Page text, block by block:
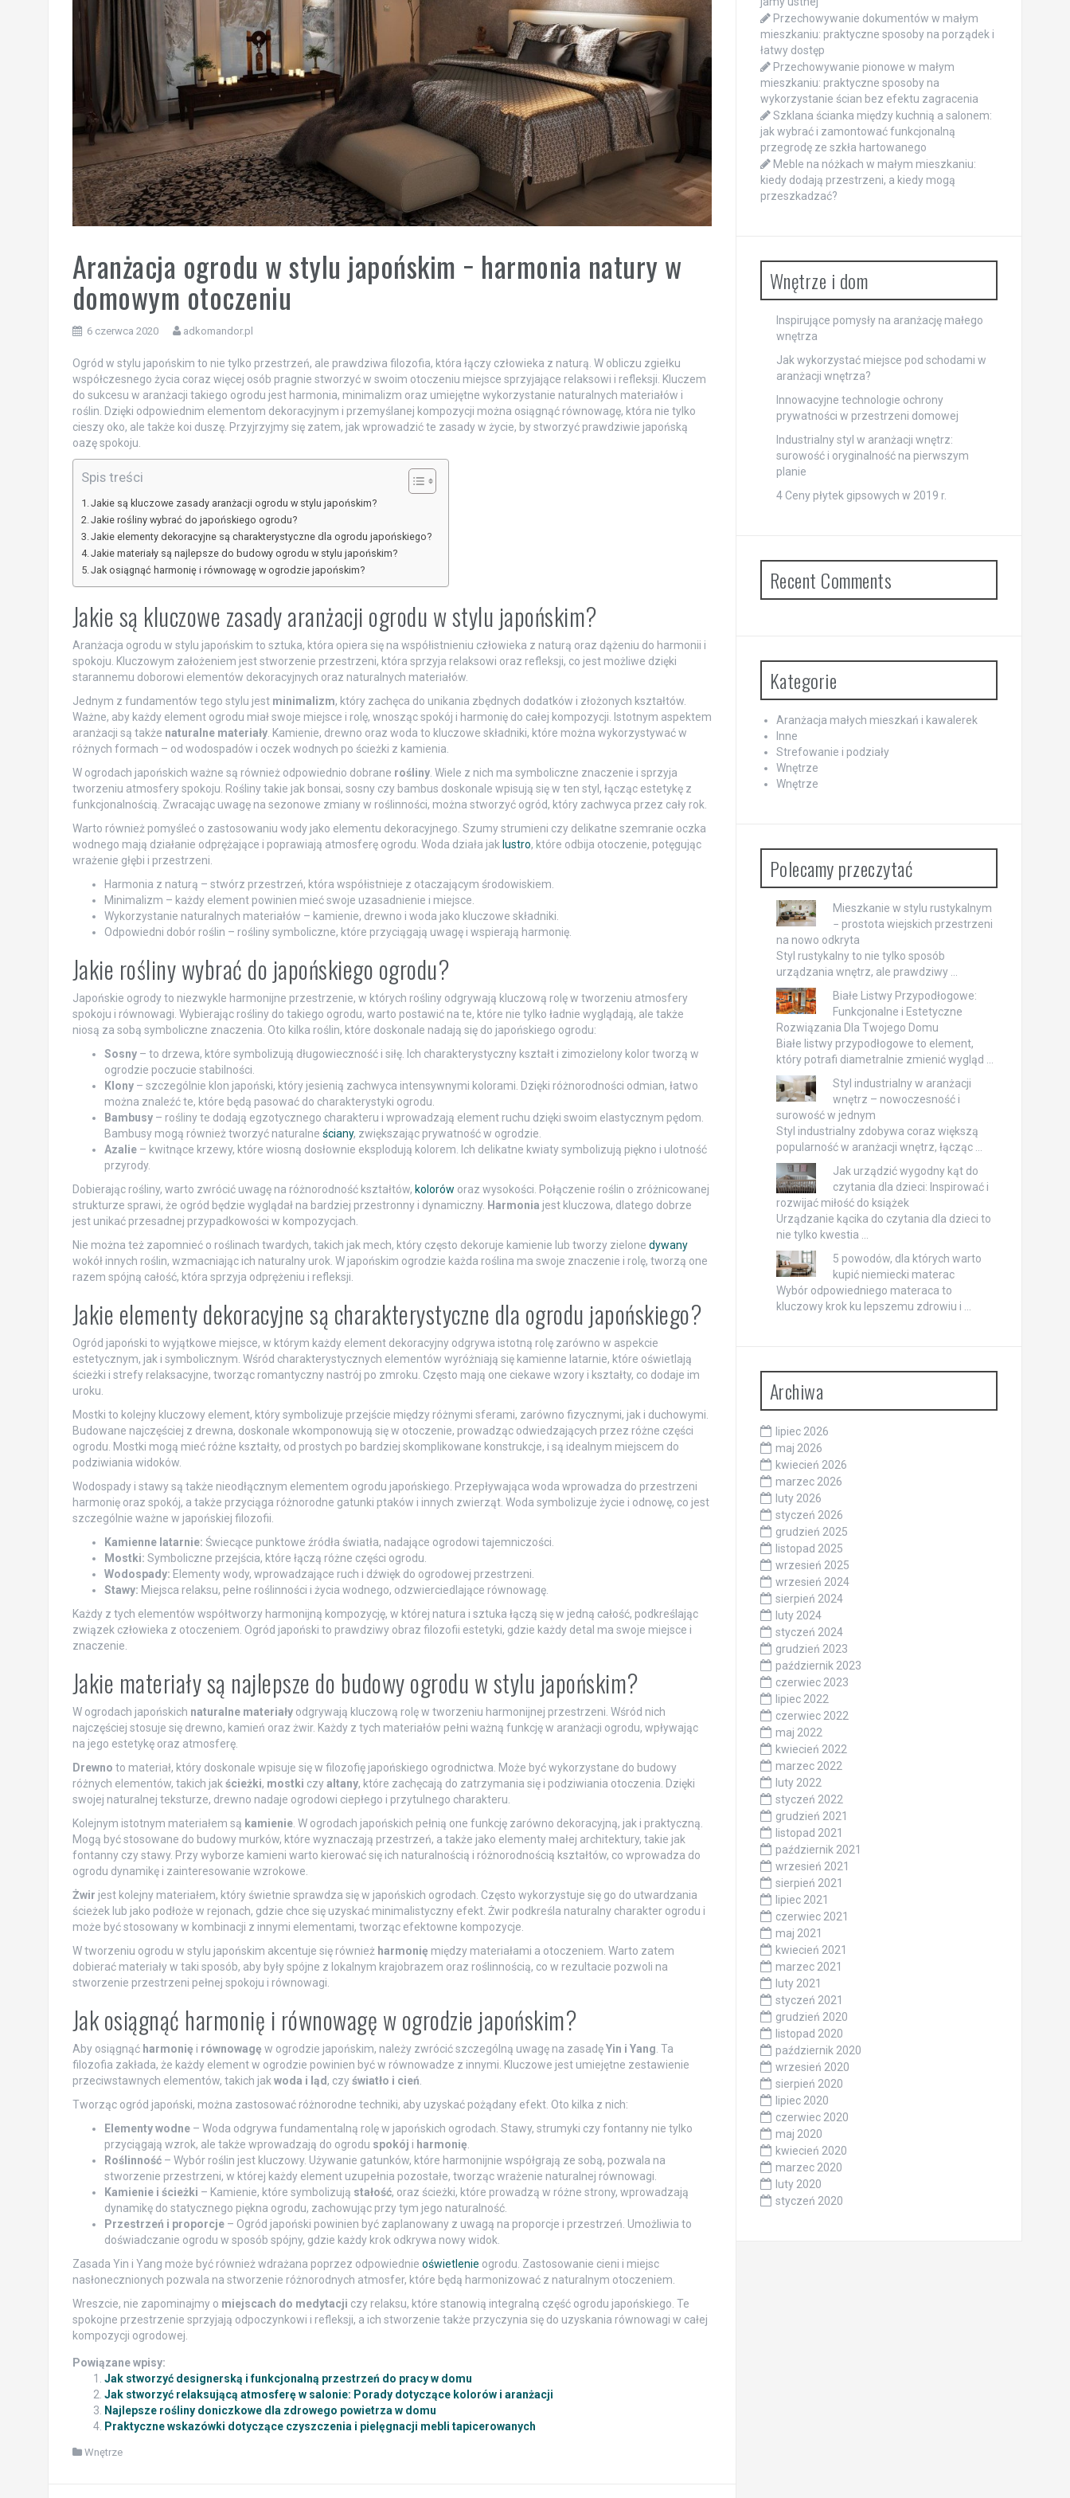
Aranżacja ogrodu w stylu japońskim − harmonia natury w
domowym otoczeniu
6 czerwca 2020 adkomandor.pl
Ogród w stylu japońskim to nie tylko przestrzeń, ale prawdziwa filozofia, która łączy człowieka z naturą. W obliczu zgiełku
współczesnego życia coraz więcej osób pragnie stworzyć w swoim otoczeniu miejsce sprzyjające relaksowi i refleksji. Kluczem
do sukcesu w aranżacji takiego ogrodu jest harmonia, minimalizm oraz umiejętne wykorzystanie naturalnych materiałów i
roślin. Dzięki odpowiednim elementom dekoracyjnym i przemyślanej kompozycji można osiągnąć równowagę, która nie tylko
cieszy oko, ale także koi duszę. Przyjrzyjmy się zatem, jak wprowadzić te zasady w życie, by stworzyć prawdziwie japońską
oazę spokoju.
Spis treści
Jakie są kluczowe zasady aranżacji ogrodu w stylu japońskim?
Jakie rośliny wybrać do japońskiego ogrodu?
Jakie elementy dekoracyjne są charakterystyczne dla ogrodu japońskiego?
Jakie materiały są najlepsze do budowy ogrodu w stylu japońskim?
Jak osiągnąć harmonię i równowagę w ogrodzie japońskim?
Jakie są kluczowe zasady aranżacji ogrodu w stylu japońskim?
Aranżacja ogrodu w stylu japońskim to sztuka, która opiera się na współistnieniu człowieka z naturą oraz dążeniu do harmonii i
spokoju. Kluczowym założeniem jest stworzenie przestrzeni, która sprzyja relaksowi oraz refleksji, co jest możliwe dzięki
starannemu doborowi elementów dekoracyjnych oraz naturalnych materiałów.
Jednym z fundamentów tego stylu jest minimalizm, który zachęca do unikania zbędnych dodatków i złożonych kształtów.
Ważne, aby każdy element ogrodu miał swoje miejsce i rolę, wnosząc spokój i harmonię do całej kompozycji. Istotnym aspektem
aranżacji są także naturalne materiały. Kamienie, drewno oraz woda to kluczowe składniki, które można wykorzystywać w
różnych formach – od wodospadów i oczek wodnych po ścieżki z kamienia.
W ogrodach japońskich ważne są również odpowiednio dobrane rośliny. Wiele z nich ma symboliczne znaczenie i sprzyja
tworzeniu atmosfery spokoju. Rośliny takie jak bonsai, sosny czy bambus doskonale wpisują się w ten styl, łącząc estetykę z
funkcjonalnością. Zwracając uwagę na sezonowe zmiany w roślinności, można stworzyć ogród, który zachwyca przez cały rok.
Warto również pomyśleć o zastosowaniu wody jako elementu dekoracyjnego. Szumy strumieni czy delikatne szemranie oczka
wodnego mają działanie odprężające i poprawiają atmosferę ogrodu. Woda działa jak lustro, które odbija otoczenie, potęgując
wrażenie głębi i przestrzeni.
Harmonia z naturą – stwórz przestrzeń, która współistnieje z otaczającym środowiskiem.
Minimalizm – każdy element powinien mieć swoje uzasadnienie i miejsce.
Wykorzystanie naturalnych materiałów – kamienie, drewno i woda jako kluczowe składniki.
Odpowiedni dobór roślin – rośliny symboliczne, które przyciągają uwagę i wspierają harmonię.
Jakie rośliny wybrać do japońskiego ogrodu?
Japońskie ogrody to niezwykle harmonijne przestrzenie, w których rośliny odgrywają kluczową rolę w tworzeniu atmosfery
spokoju i równowagi. Wybierając rośliny do takiego ogrodu, warto postawić na te, które nie tylko ładnie wyglądają, ale także
niosą za sobą symboliczne znaczenia. Oto kilka roślin, które doskonale nadają się do japońskiego ogrodu:
Sosny– to drzewa, które symbolizują długowieczność i siłę. Ich charakterystyczny kształt i zimozielony kolor tworzą w
ogrodzie poczucie stabilności.
Klony– szczególnie klon japoński, który jesienią zachwyca intensywnymi kolorami. Dzięki różnorodności odmian, łatwo
można znaleźć te, które będą pasować do charakterystyki ogrodu.
Bambusy– rośliny te dodają egzotycznego charakteru i wprowadzają element ruchu dzięki swoim elastycznym pędom.
Bambusy mogą również tworzyć naturalne ściany, zwiększając prywatność w ogrodzie.
Azalie– kwitnące krzewy, które wiosną dosłownie eksplodują kolorem. Ich delikatne kwiaty symbolizują piękno i ulotność
przyrody.
Dobierając rośliny, warto zwrócić uwagę na różnorodność kształtów, kolorów oraz wysokości. Połączenie roślin o zróżnicowanej
strukturze sprawi, że ogród będzie wyglądał na bardziej przestronny i dynamiczny. Harmonia jest kluczowa, dlatego dobrze
jest unikać przesadnej przypadkowości w kompozycjach.
Nie można też zapomnieć o roślinach twardych, takich jak mech, który często dekoruje kamienie lub tworzy zielone dywany
wokół innych roślin, wzmacniając ich naturalny urok. W japońskim ogrodzie każda roślina ma swoje znaczenie i rolę, tworzą one
razem spójną całość, która sprzyja odprężeniu i refleksji.
Jakie elementy dekoracyjne są charakterystyczne dla ogrodu japońskiego?
Ogród japoński to wyjątkowe miejsce, w którym każdy element dekoracyjny odgrywa istotną rolę zarówno w aspekcie
estetycznym, jak i symbolicznym. Wśród charakterystycznych elementów wyróżniają się kamienne latarnie, które oświetlają
ścieżki i strefy relaksacyjne, tworząc romantyczny nastrój po zmroku. Często mają one ciekawe wzory i kształty, co dodaje im
uroku.
Mostki to kolejny kluczowy element, który symbolizuje przejście między różnymi sferami, zarówno fizycznymi, jak i duchowymi.
Budowane najczęściej z drewna, doskonale wkomponowują się w otoczenie, prowadząc odwiedzających przez różne części
ogrodu. Mostki mogą mieć różne kształty, od prostych po bardziej skomplikowane konstrukcje, i są idealnym miejscem do
podziwiania widoków.
Wodospady i stawy są także nieodłącznym elementem ogrodu japońskiego. Przepływająca woda wprowadza do przestrzeni
harmonię oraz spokój, a także przyciąga różnorodne gatunki ptaków i innych zwierząt. Woda symbolizuje życie i odnowę, co jest
szczególnie ważne w japońskiej filozofii.
Kamienne latarnie: Świecące punktowe źródła światła, nadające ogrodowi tajemniczości.
Mostki: Symboliczne przejścia, które łączą różne części ogrodu.
Wodospady: Elementy wody, wprowadzające ruch i dźwięk do ogrodowej przestrzeni.
Stawy: Miejsca relaksu, pełne roślinności i życia wodnego, odzwierciedlające równowagę.
Każdy z tych elementów współtworzy harmonijną kompozycję, w której natura i sztuka łączą się w jedną całość, podkreślając
związek człowieka z otoczeniem. Ogród japoński to prawdziwy obraz filozofii estetyki, gdzie każdy detal ma swoje miejsce i
znaczenie.
Jakie materiały są najlepsze do budowy ogrodu w stylu japońskim?
W ogrodach japońskich naturalne materiałyodgrywają kluczową rolę w tworzeniu harmonijnej przestrzeni. Wśród nich
najczęściej stosuje się drewno, kamień oraz żwir. Każdy z tych materiałów pełni ważną funkcję w aranżacji ogrodu, wpływając
na jego estetykę oraz atmosferę.
Drewno to materiał, który doskonale wpisuje się w filozofię japońskiego ogrodnictwa. Może być wykorzystane do budowy
różnych elementów, takich jak ścieżki, mostki czyaltany, które zachęcają do zatrzymania się i podziwiania otoczenia. Dzięki
swojej naturalnej teksturze, drewno nadaje ogrodowi ciepłego i przytulnego charakteru.
Kolejnym istotnym materiałem są kamienie. W ogrodach japońskich pełnią one funkcję zarówno dekoracyjną, jak i praktyczną.
Mogą być stosowane do budowy murków, które wyznaczają przestrzeń, a także jako elementy małej architektury, takie jak
fontanny czy stawy. Przy wyborze kamieni warto kierować się ich naturalnością i różnorodnością kształtów, co wprowadza do
ogrodu dynamikę i zainteresowanie wzrokowe.
Żwir jest kolejny materiałem, który świetnie sprawdza się w japońskich ogrodach. Często wykorzystuje się go do utwardzania
ścieżek lub jako podłoże w rejonach, gdzie chce się uzyskać minimalistyczny efekt. Żwir podkreśla naturalny charakter ogrodu i
może być stosowany w kombinacji z innymi elementami, tworząc efektowne kompozycje.
W tworzeniu ogrodu w stylu japońskim akcentuje się również harmonię między materiałami a otoczeniem. Warto zatem
dobierać materiały w taki sposób, aby były spójne z lokalnym krajobrazem oraz roślinnością, co w rezultacie pozwoli na
stworzenie przestrzeni pełnej spokoju i równowagi.
Jak osiągnąć harmonię i równowagę w ogrodzie japońskim?
Aby osiągnąć harmonię i równowagę w ogrodzie japońskim, należy zwrócić szczególną uwagę na zasadęYin i Yang . Ta
filozofia zakłada, że każdy element w ogrodzie powinien być w równowadze z innymi. Kluczowe jest umiejętne zestawienie
przeciwstawnych elementów, takich jak woda i ląd , czyświatło i cień
Tworząc ogród japoński, można zastosować różnorodne techniki, aby uzyskać pożądany efekt. Oto kilka z nich:
Elementy wodne– Woda odgrywa fundamentalną rolę w japońskich ogrodach. Stawy, strumyki czy fontanny nie tylko
przyciągają wzrok, ale także wprowadzają do ogrodu spokój i harmonię
Roślinność– Wybór roślin jest kluczowy. Używanie gatunków, które harmonijnie współgrają ze sobą, pozwala na
stworzenie przestrzeni, w której każdy element uzupełnia pozostałe, tworząc wrażenie naturalnej równowagi.
Kamienie i ścieżki – Kamienie, które symbolizują stałość, oraz ścieżki, które prowadzą w różne strony, wprowadzają
dynamikę do statycznego piękna ogrodu, zachowując przy tym jego naturalność.
Przestrzeń i proporcje– Ogród japoński powinien być zaplanowany z uwagą na proporcje i przestrzeń. Umożliwia to
doświadczanie ogrodu w sposób spójny, gdzie każdy krok odkrywa nowy widok.
Zasada Yin i Yang może być również wdrażana poprzez odpowiednie oświetlenie ogrodu. Zastosowanie cieni i miejsc
nasłonecznionych pozwala na stworzenie różnorodnych atmosfer, które będą harmonizować z naturalnym otoczeniem.
Wreszcie, nie zapominajmy o miejscach do medytacji czy relaksu, które stanowią integralną część ogrodu japońskiego. Te
spokojne przestrzenie sprzyjają odpoczynkowi i refleksji, a ich stworzenie także przyczynia się do uzyskania równowagi w całej
kompozycji ogrodowej.
Powiązane wpisy:
Jak stworzyć designerską i funkcjonalną przestrzeń do pracy w domu
Jak stworzyć relaksującą atmosferę w salonie: Porady dotyczące kolorów i aranżacji
Najlepsze rośliny doniczkowe dla zdrowego powietrza w domu
Praktyczne wskazówki dotyczące czyszczenia i pielęgnacji mebli tapicerowanych
Wnętrze
Przechowywanie dokumentów w małym
mieszkaniu: praktyczne sposoby na porządek i
łatwy dostęp
Przechowywanie pionowe w małym
mieszkaniu: praktyczne sposoby na
wykorzystanie ścian bez efektu zagracenia
Szklana ścianka między kuchnią a salonem:
jak wybrać i zamontować funkcjonalną
przegrodę ze szkła hartowanego
Meble na nóżkach w małym mieszkaniu:
kiedy dodają przestrzeni, a kiedy mogą
przeszkadzać?
Wnętrze i dom
Inspirujące pomysły na aranżację małego
wnętrza
Jak wykorzystać miejsce pod schodami w
aranżacji wnętrza?
Innowacyjne technologie ochrony
prywatności w przestrzeni domowej
Industrialny styl w aranżacji wnętrz:
surowość i oryginalność na pierwszym
planie
4 Ceny płytek gipsowych w 2019 r.
Recent Comments
Kategorie
Aranżacja małych mieszkań i kawalerek
Inne
Strefowanie i podziały
Wnętrze
Wnętrze
Polecamy przeczytać
Mieszkanie w stylu rustykalnym
− prostota wiejskich przestrzeni
na nowo odkryta
Styl rustykalny to nie tylko sposób
urządzania wnętrz, ale prawdziwy …
Białe Listwy Przypodłogowe:
Funkcjonalne i Estetyczne
Rozwiązania Dla Twojego Domu
Białe listwy przypodłogowe to element,
który potrafi diametralnie zmienić wygląd …
Styl industrialny w aranżacji
wnętrz – nowoczesność i
surowość w jednym
Styl industrialny zdobywa coraz większą
popularność w aranżacji wnętrz, łącząc …
Jak urządzić wygodny kąt do
czytania dla dzieci: Inspirować i
rozwijać miłość do książek
Urządzanie kącika do czytania dla dzieci to
nie tylko kwestia …
5 powodów, dla których warto
kupić niemiecki materac
Wybór odpowiedniego materaca to
kluczowy krok ku lepszemu zdrowiu i …
Archiwa
lipiec 2026
maj 2026
kwiecień 2026
marzec 2026
luty 2026
styczeń 2026
grudzień 2025
listopad 2025
wrzesień 2025
wrzesień 2024
sierpień 2024
luty 2024
styczeń 2024
grudzień 2023
październik 2023
czerwiec 2023
lipiec 2022
czerwiec 2022
maj 2022
kwiecień 2022
marzec 2022
luty 2022
styczeń 2022
grudzień 2021
listopad 2021
październik 2021
wrzesień 2021
sierpień 2021
lipiec 2021
czerwiec 2021
maj 2021
kwiecień 2021
marzec 2021
luty 2021
styczeń 2021
grudzień 2020
listopad 2020
październik 2020
wrzesień 2020
sierpień 2020
lipiec 2020
czerwiec 2020
maj 2020
kwiecień 2020
marzec 2020
luty 2020
styczeń 2020